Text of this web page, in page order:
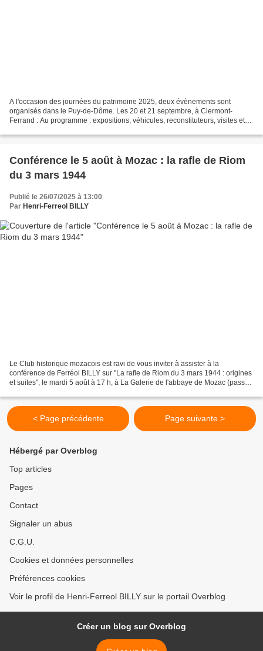
A l'occasion des journées du patrimoine 2025, deux évènements sont
organisés dans le Puy-de-Dôme. Les 20 et 21 septembre, à Clermont-
Ferrand : Au programme : expositions, véhicules, reconstituteurs, visites et
Conférence le 5 août à Mozac : la rafle de Riom
du 3 mars 1944
Publié le 26/07/2025 à 13:00
Par Henri-Ferreol BILLY
Le Club historique mozacois est ravi de vous inviter à assister à la
conférence de Ferréol BILLY sur "La rafle de Riom du 3 mars 1944 : origines
et suites", le mardi 5 août à 17 h, à La Galerie de l'abbaye de Mozac (passez
< Page précédente Page suivante >
Hébergé par Overblog
Top articles
Pages
Contact
Signaler un abus
C.G.U.
Cookies et données personnelles
Préférences cookies
Voir le profil de Henri-Ferreol BILLY sur le portail Overblog
Créer un blog sur Overblog